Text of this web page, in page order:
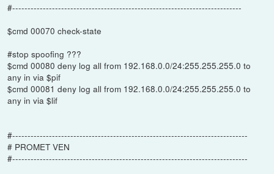
#---------------------------------------------------------------------------
$cmd 00070 check-state
#stop spoofing ???
$cmd 00080 deny log all from 192.168.0.0/24:255.255.255.0 to
any in via $pif
$cmd 00081 deny log all from 192.168.0.0/24:255.255.255.0 to
any in via $lif
#-----------------------------------------------------------------------------
# PROMET VEN
#-----------------------------------------------------------------------------